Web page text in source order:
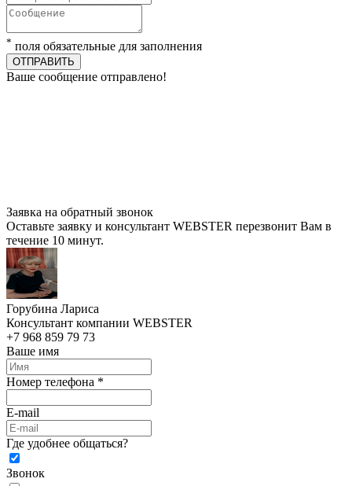
* поля обязательные для заполнения
ОТПРАВИТЬ
Ваше сообщение отправлено!
Заявка на обратный звонок
Оставьте заявку и консультант WEBSTER перезвонит Вам в
течение 10 минут.
Горубина Лариса
Консультант компании WEBSTER
+7 968 859 79 73
Ваше имя
Номер телефона *
E-mail
Где удобнее общаться?
Звонок